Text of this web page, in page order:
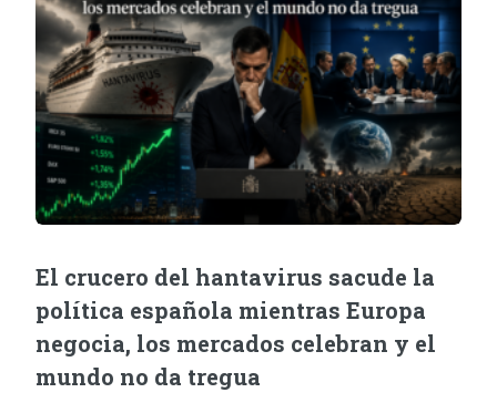
El crucero del hantavirus sacude la
política española mientras Europa
negocia, los mercados celebran y el
mundo no da tregua